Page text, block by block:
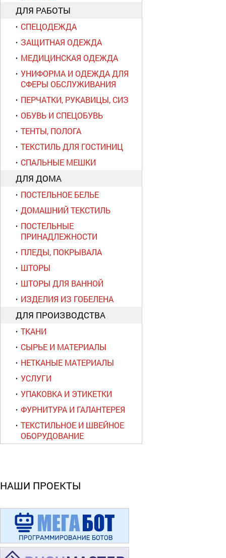
ДЛЯ РАБОТЫ
СПЕЦОДЕЖДА
ЗАЩИТНАЯ ОДЕЖДА
МЕДИЦИНСКАЯ ОДЕЖДА
УНИФОРМА И ОДЕЖДА ДЛЯ
СФЕРЫ ОБСЛУЖИВАНИЯ
ПЕРЧАТКИ, РУКАВИЦЫ, СИЗ
ОБУВЬ И СПЕЦОБУВЬ
ТЕНТЫ, ПОЛОГА
ТЕКСТИЛЬ ДЛЯ ГОСТИНИЦ
СПАЛЬНЫЕ МЕШКИ
ДЛЯ ДОМА
ПОСТЕЛЬНОЕ БЕЛЬЕ
ДОМАШНИЙ ТЕКСТИЛЬ
ПОСТЕЛЬНЫЕ
ПРИНАДЛЕЖНОСТИ
ПЛЕДЫ, ПОКРЫВАЛА
ШТОРЫ
ШТОРЫ ДЛЯ ВАННОЙ
ИЗДЕЛИЯ ИЗ ГОБЕЛЕНА
ДЛЯ ПРОИЗВОДСТВА
ТКАНИ
СЫРЬЕ И МАТЕРИАЛЫ
НЕТКАНЫЕ МАТЕРИАЛЫ
УСЛУГИ
УПАКОВКА И ЭТИКЕТКИ
ФУРНИТУРА И ГАЛАНТЕРЕЯ
ТЕКСТИЛЬНОЕ И ШВЕЙНОЕ
ОБОРУДОВАНИЕ
НАШИ ПРОЕКТЫ